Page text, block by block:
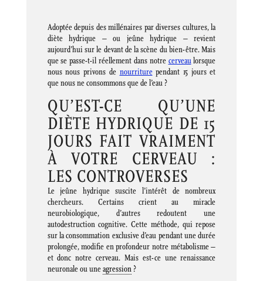
Adoptée depuis des millénaires par diverses cultures, la
diète hydrique – ou jeûne hydrique – revient
aujourd’hui sur le devant de la scène du bien-être. Mais
que se passe-t-il réellement dans notre cerveaulorsque
nous nous privons de nourriturependant 15 jours et
que nous ne consommons que de l’eau ?
QU’EST-CE QU’UNE
DIÈTE HYDRIQUE DE 15
JOURS FAIT VRAIMENT
À VOTRE CERVEAU :
LES CONTROVERSES
Le jeûne hydrique suscite l’intérêt de nombreux
chercheurs. Certains crient au miracle
neurobiologique, d’autres redoutent une
autodestruction cognitive. Cette méthode, qui repose
sur la consommation exclusive d’eau pendant une durée
prolongée, modifie en profondeur notre métabolisme –
et donc notre cerveau. Mais est-ce une renaissance
neuronale ou uneagression?